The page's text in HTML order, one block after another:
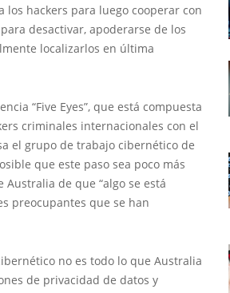
hackers para luego cooperar con
desactivar, apoderarse de los
localizarlos en última
“Five Eyes”, que está compuesta
criminales internacionales con el
el grupo de trabajo cibernético de
que este paso sea poco más
de que “algo se está
preocupantes que se han
no es todo lo que Australia
de privacidad de datos y